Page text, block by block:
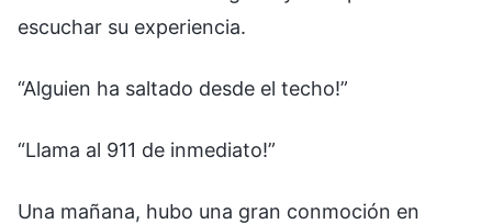
escuchar su experiencia.
“Alguien ha saltado desde el techo!”
“Llama al 911 de inmediato!”
Una mañana, hubo una gran conmoción en